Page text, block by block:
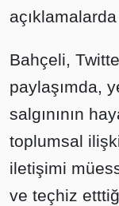
Bahçeli,
paylaşımda,
salgınının
toplumsal
iletişimi
ve teçhiz